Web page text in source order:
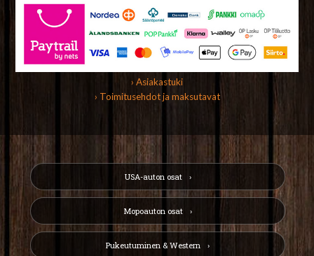
› Asiakastuki
› Toimitusehdot ja maksutavat
USA-auton osat
Mopoauton osat
Pukeutuminen & Western